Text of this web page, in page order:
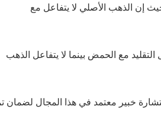
إن الذهب الأصلي لا يتفاعل مع
مع الحمض بينما لا يتفاعل الذهب
خبير معتمد في هذا المجال لضمان